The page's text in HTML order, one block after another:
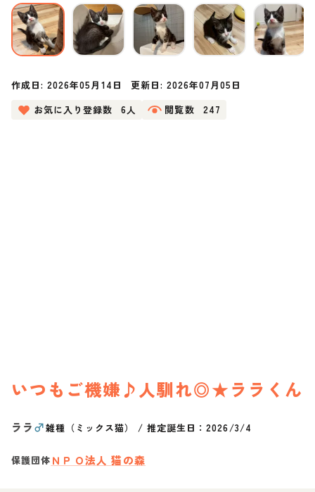
作成日:2026年05月14日 更新日: 2026年07月05日
お気に入り登録数
6人 閲覧数 247
いつもご機嫌♪人馴れ◎★ララくん
ララ♂雑種（ミックス猫） /推定誕生日：2026/3/4
保護団体 ＮＰＯ法人 猫の森